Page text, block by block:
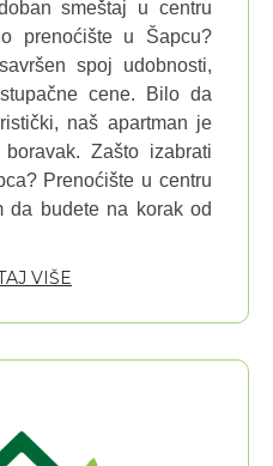
smeštaj u centru
prenoćište u Šapcu?
spoj udobnosti,
cene. Bilo da
naš apartman je
Zašto izabrati
Prenoćište u centru
da budete na korak od
VIŠE